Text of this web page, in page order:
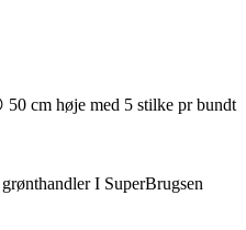
cm høje med 5 stilke pr bundt
I SuperBrugsen